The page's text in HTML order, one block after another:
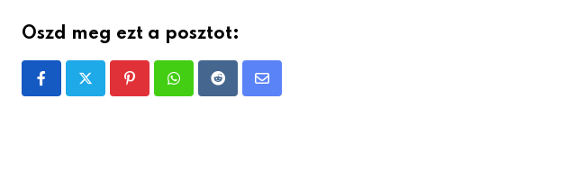
Oszd meg ezt a posztot:
PinterestWhatsappRedditShare